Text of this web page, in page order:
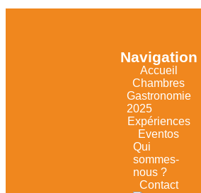
Navigation
Accueil
Chambres
Gastronomie
2025
Expériences
Eventos
Qui
sommes-
nous ?
Contact